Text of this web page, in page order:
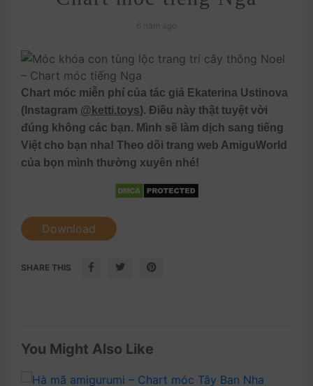
Chart móc miễn phí của tác giả Ekaterina Ustinova
(Instagram @ketti.toys). Điều này thật tuyệt vời
đúng không các bạn. Mình sẽ làm dịch sang tiếng
Việt cho bạn nha! Theo dõi trang web AmiguWorld
của bọn mình thường xuyên nhé!
Download
SHARE THIS
You Might Also Like